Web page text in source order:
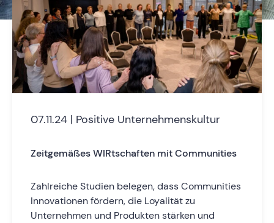
07.11.24 | Positive Unternehmenskultur
Zeitgemäßes WIRtschaften mit Communities
Zahlreiche Studien belegen, dass Communities
Innovationen fördern, die Loyalität zu
Unternehmen und Produkten stärken und